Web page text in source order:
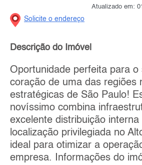
Atualizado em:
Solicite o endereço
Descrição do Imóvel
Oportunidade perfeita para o
coração de uma das regiões
estratégicas de São Paulo!
novíssimo combina
excelente distribuição interna
localização privilegiada no
ideal para otimizar a
empresa. Informações do